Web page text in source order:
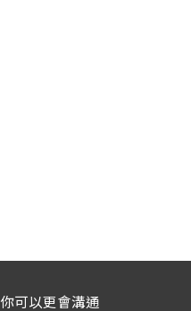
你可以更會溝通